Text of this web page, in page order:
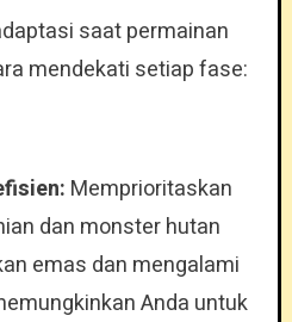
saat permainan
mendekati setiap fase:
Memprioritaskan
dan monster hutan
emas dan mengalami
Anda untuk